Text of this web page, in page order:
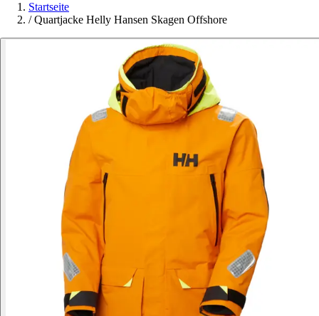
Startseite
/ Quartjacke Helly Hansen Skagen Offshore